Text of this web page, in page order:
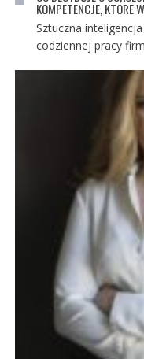
KOMPETENCJE, KTÓRE
Sztuczna
codziennej pracy